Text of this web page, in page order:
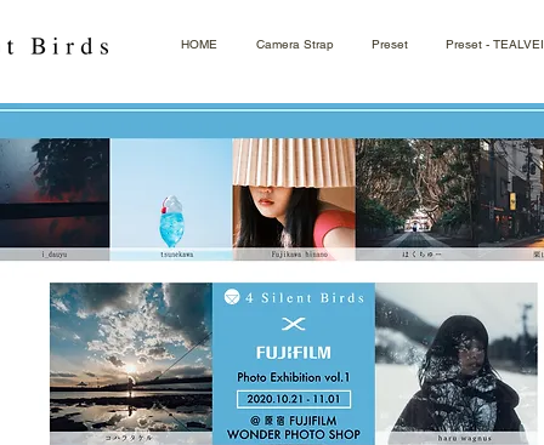
HOME Camera Strap Preset Preset -